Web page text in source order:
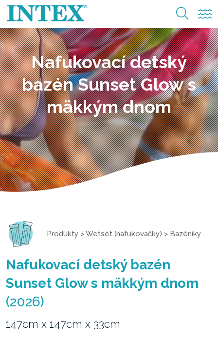
Nafukovací detský
bazén Sunset Glow s
mäkkým dnom
Produkty >Wetset (nafukovačky) > Bazéniky
Nafukovací detský bazén
Sunset Glow s mäkkým dnom
(2026)
147cm x 147cm x 33cm